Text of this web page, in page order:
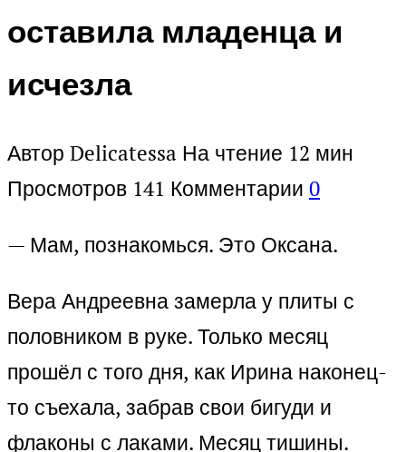
оставила младенца и
исчезла
Автор Delicatessa На чтение 12 мин
Просмотров 141 Комментарии 0
— Мам, познакомься. Это Оксана.
Вера Андреевна замерла у плиты с
половником в руке. Только месяц
прошёл с того дня, как Ирина наконец-
то съехала, забрав свои бигуди и
флаконы с лаками. Месяц тишины.